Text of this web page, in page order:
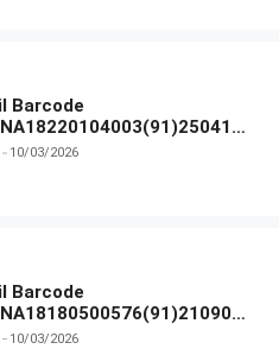
Barcode
BPOM
10/03/2026
Barcode
BPOM
10/03/2026